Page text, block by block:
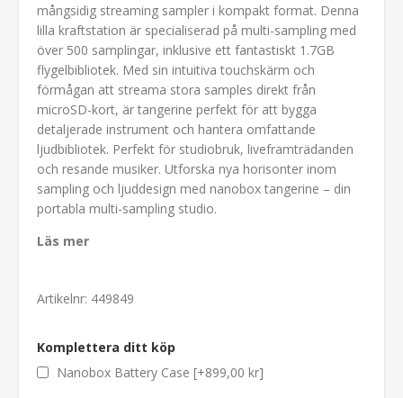
mångsidig streaming sampler i kompakt format. Denna
lilla kraftstation är specialiserad på multi-sampling med
över 500 samplingar, inklusive ett fantastiskt 1.7GB
flygelbibliotek. Med sin intuitiva touchskärm och
förmågan att streama stora samples direkt från
microSD-kort, är tangerine perfekt för att bygga
detaljerade instrument och hantera omfattande
ljudbibliotek. Perfekt för studiobruk, liveframträdanden
och resande musiker. Utforska nya horisonter inom
sampling och ljuddesign med nanobox tangerine – din
portabla multi-sampling studio.
Läs mer
Artikelnr: 449849
Komplettera ditt köp
Nanobox Battery Case [+899,00 kr]